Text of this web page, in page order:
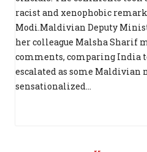
racist and xenophobic
Modi.Maldivian Deputy
her colleague Malsha Sharif
comments, comparing India
escalated as some Maldivian
sensationalized...